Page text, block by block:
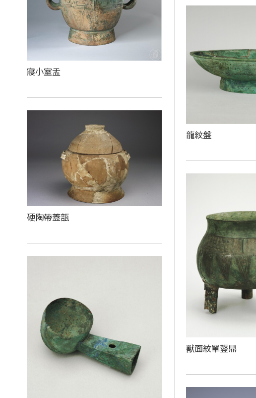
寢小室盂
龍紋盤
硬陶帶蓋瓿
獸面紋單鋬鼎